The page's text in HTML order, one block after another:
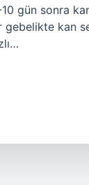
gün sonra
gebelikte